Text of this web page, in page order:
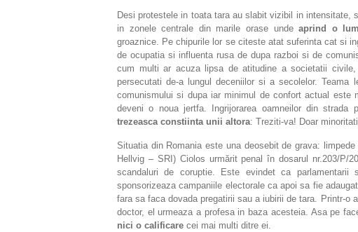
Desi protestele in toata tara au slabit vizibil in intensitate,
in zonele centrale din marile orase undeaprind o
groaznice. Pe chipurile lor se citeste atat suferinta cat si
de ocupatia si influenta rusa de dupa razboi si de
cum multi ar acuza lipsa de atitudine a societatii
persecutati de-a lungul deceniilor si a secolelor. Teama
comunismului si dupa iar minimul de confort actual
deveni o noua jertfa. Ingrijorarea oamneilor din
trezeasca constiinta unii altora: Treziti-va! Doar
Situatia din Romania este una deosebit de grava:
Hellvig – SRI) Ciolos urmărit penal în dosarul nr.203/P/
scandaluri de coruptie. Este evindet ca
sponsorizeaza campaniile electorale ca apoi sa fie
fara sa faca dovada pregatirii sau a iubirii de tara. Printr-o
doctor, el urmeaza a profesa in baza acesteia. Asa pe
nici o calificare cei mai multi ditre ei.